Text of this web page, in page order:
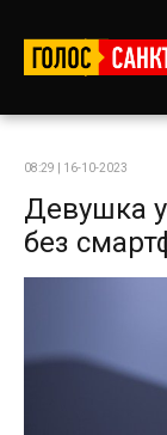
08:29 | 16-10-2023
Девушка
без